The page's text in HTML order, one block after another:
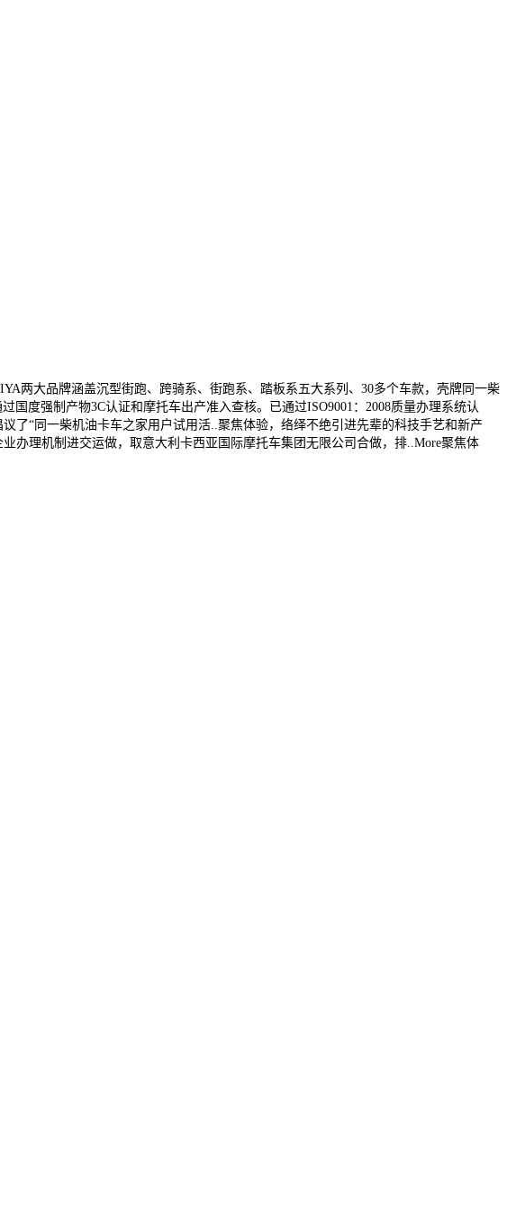
两大品牌涵盖沉型街跑、跨骑系、街跑系、踏板系五大系列、30多个车款，壳牌同一柴
度强制产物3C认证和摩托车出产准入查核。已通过ISO9001：2008质量办理系统认
了“同一柴机油卡车之家用户试用活..聚焦体验，络绎不绝引进先辈的科技手艺和新产
办理机制进交运做，取意大利卡西亚国际摩托车集团无限公司合做，排..More聚焦体